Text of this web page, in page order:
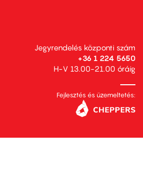
Jegyrendelés központi szám
+36 1 224 5650
H-V 13.00-21.00 óráig
Fejlesztés és üzemeltetés: